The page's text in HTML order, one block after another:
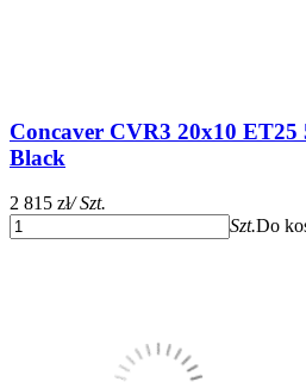
Concaver CVR3 20x10 ET25
Black
2 815 zł/ Szt.
Szt.Do